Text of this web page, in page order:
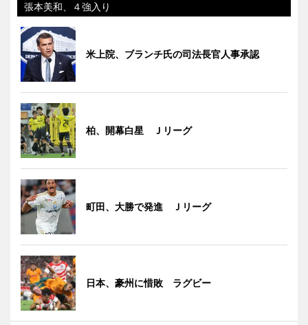
張本美和、４強入り
米上院、ブランチ氏の司法長官人事承認
柏、開幕白星 Ｊリーグ
町田、大勝で発進 Ｊリーグ
日本、豪州に惜敗 ラグビー